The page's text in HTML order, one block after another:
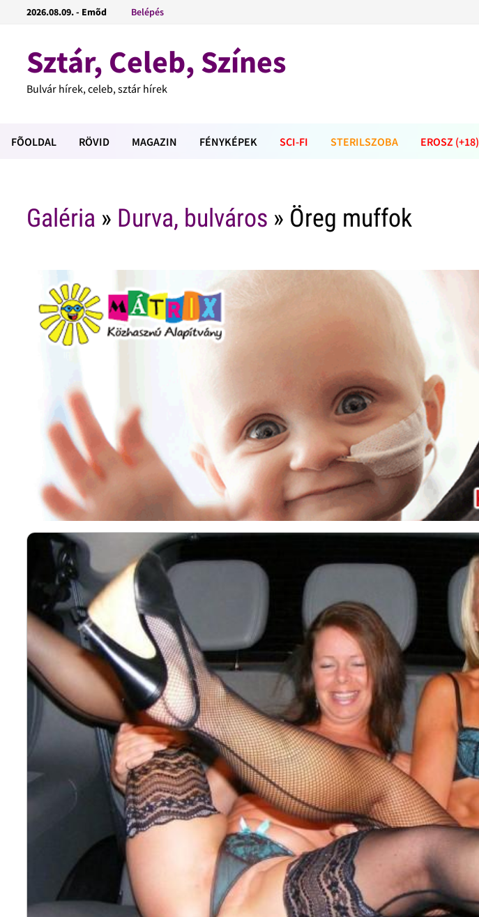
2026.08.09. - Emõd Belépés
Sztár, Celeb, Színes
Bulvár hírek, celeb, sztár hírek
FÕOLDAL RÖVID MAGAZIN FÉNYKÉPEK SCI-FI STERILSZOBA EROSZ (+18)
Galéria » Durva, bulváros » Öreg muffok